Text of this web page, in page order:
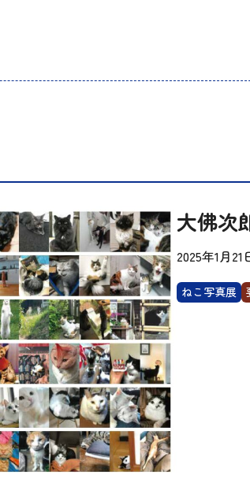
大佛次
2025年1月21
ねこ写真展